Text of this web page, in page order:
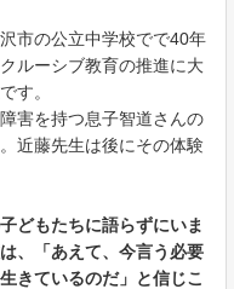
市の公立中学校でで40年
ルーシブ教育の推進に大
す。
害を持つ息子智道さんの
近藤先生は後にその体験
どもたちに語らずにいま
、「あえて、今言う必要
きているのだ」と信じこ